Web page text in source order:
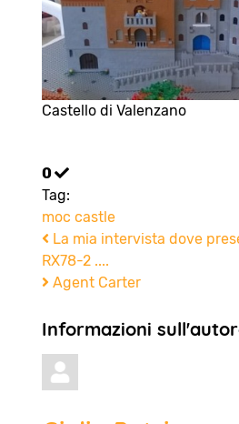
Castello di Valenzano
0
Tag:
moc castle
La mia intervista dove
RX78-2 ....
Agent Carter
Informazioni